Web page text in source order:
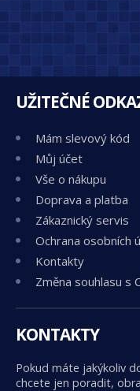
UŽITEČNÉ
Mám slevový kód
Můj účet
Vše o nákupu
Doprava a platba
Zákaznický servis
Ochrana osobních
Kontakty
Změna souhlasu s
KONTAKTY
Pokud máte jakýkoliv
chcete jen poradit,